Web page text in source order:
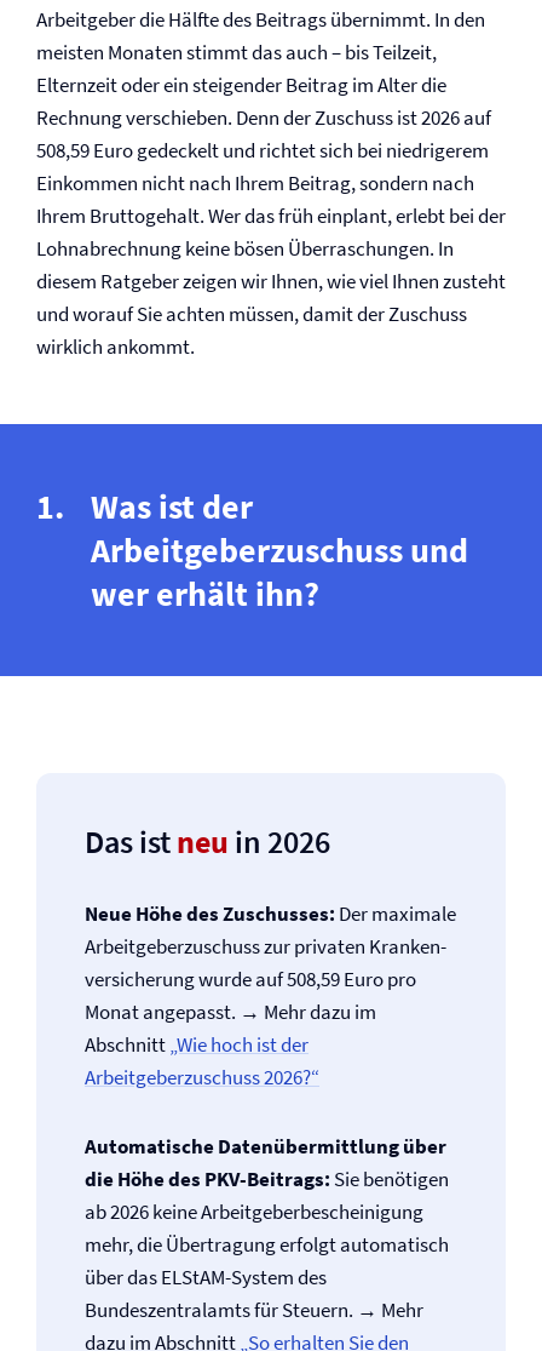
Arbeitgeber die Hälfte des Beitrags übernimmt. In den
meisten Monaten stimmt das auch – bis Teilzeit,
Elternzeit oder ein steigender Beitrag im Alter die
Rechnung verschieben. Denn der Zuschuss ist 2026 auf
508,59 Euro gedeckelt und richtet sich bei niedrigerem
Einkommen nicht nach Ihrem Beitrag, sondern nach
Ihrem Bruttogehalt. Wer das früh einplant, erlebt bei der
Lohnabrechnung keine bösen Überraschungen. In
diesem Ratgeber zeigen wir Ihnen, wie viel Ihnen zusteht
und worauf Sie achten müssen, damit der Zuschuss
wirklich ankommt.
Was ist der
Arbeitgeberzuschuss und
wer erhält ihn?
Das istneu in 2026
Neue Höhe des Zuschusses: Der maximale
Arbeitgeberzuschuss zur privaten Kranken­
versicherung wurde auf 508,59 Euro pro
Monat angepasst. → Mehr dazu im
Abschnitt„Wie hoch ist der
Arbeitgeberzuschuss 2026?“
Automatische Datenübermittlung über
die Höhe des PKV-Beitrags: Sie benötigen
ab 2026 keine Arbeitgeberbescheinigung
mehr, die Übertragung erfolgt automatisch
über das ELStAM-System des
Bundeszentralamts für Steuern. → Mehr
dazu im Abschnitt„So erhalten Sie den